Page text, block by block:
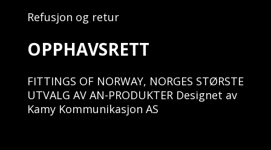
Refusjon og retur
OPPHAVSRETT
FITTINGS OF NORWAY, NORGES STØRSTE
UTVALG AV AN-PRODUKTER Designet av
Kamy Kommunikasjon AS